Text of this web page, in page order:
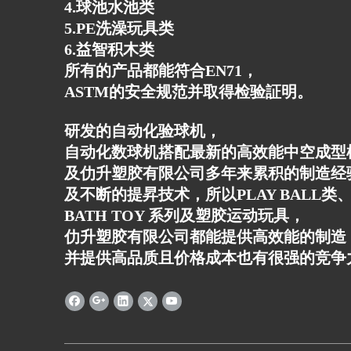
4.球池水池类
5.PE洗澡玩具类
6.益智积木类
所有的产品都能符合EN71，
ASTM的安全规范并取得检验証明。
研发的自动化验球机，
自动化数球机搭配最新的高效能中空成型
及仂升塑胶有限公司多年来累积的制造经
及不断的提昇技术，所以PLAY BALL类
BATH TOY 系列及塑胶运动玩具，
仂升塑胶有限公司都能提供高效能的制造
并提供高品质且价格成本也有很强的竞争